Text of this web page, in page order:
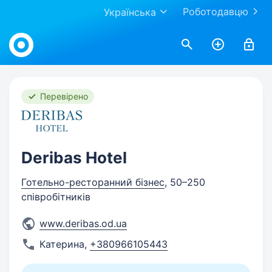
Роботодавцю
Українська
Work.ua
Перевірено
Deribas Hotel
Готельно-ресторанний бізнес, 50–250
співробітників
www.deribas.od.ua
Катерина, +380966105443